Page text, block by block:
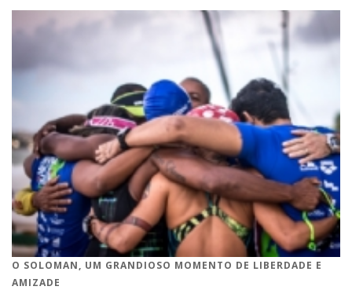
O SOLOMAN, UM GRANDIOSO MOMENTO DE LIBERDADE E
AMIZADE